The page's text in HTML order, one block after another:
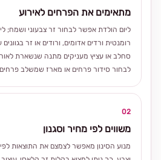
מתאימים את הפרחים לאירוע
ליום הולדת אפשר לבחור זר צבעוני ושמח;
רומנטית ורדים אדומים, ורודים או זר
סחלב או עציץ מעניקים מתנה שנשארת
לבחור סידור פרחים או מארז שמשלב פרחים,
02
משווים לפי מחיר וסגנון
מנוע הסינון מאפשר לצמצם את התוצאות לפי